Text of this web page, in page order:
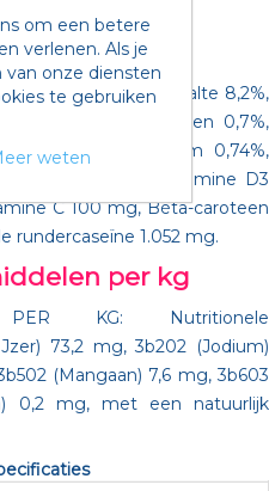
Eiwit 23,9%, Vetgehalte 8,2%,
Omega 3-vetzuren 0,7%,
0,41%, Kalium 0,74%,
A 7.836 IE, Vitamine D3
C 100 mg, Bèta-caroteen
rundercaseïne 1.052 mg.
per kg
PER KG: Nutritionele
73,2 mg, 3b202 (Jodium)
(Mangaan) 7,6 mg, 3b603
0,2 mg, met een natuurlijk
om een betere
verlenen. Als je
onze diensten
te gebruiken
weten